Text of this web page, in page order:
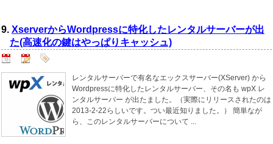
9. XserverからWordpressに特化したレンタルサーバーが出
た(高速化の鍵はやっぱりキャッシュ)
レンタルサーバーで有名なエックスサーバー(XServer) から
Wordpressに特化したレンタルサーバー、その名も wpX レ
ンタルサーバー が出たました。（実際にリリースされたのは
2013-2-22らしいです。つい最近知りました。） 簡単なが
ら、このレンタルサーバーについて ...